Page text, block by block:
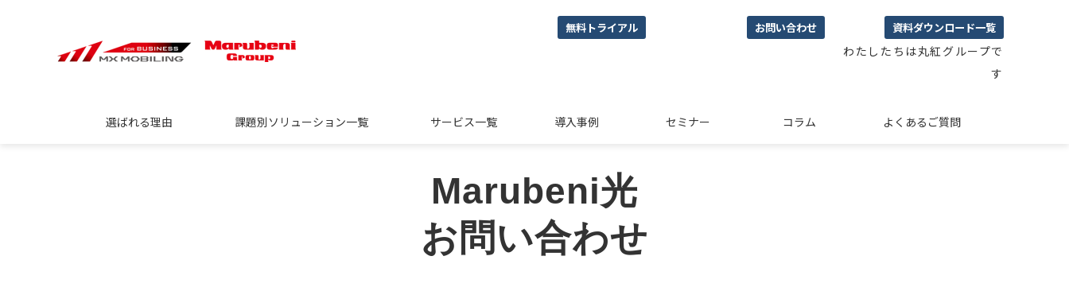
無料トライアル お問い合わせ 資料ダウンロード一覧
わたしたちは丸紅グループで
す
選ばれる理由 課題別ソリューション一覧 サービス一覧 導入事例 セミナー コラム よくあるご質問
Marubeni光
お問い合わせ